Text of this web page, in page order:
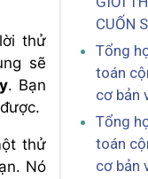
thử
sẽ
. Bạn
thử
Nó
CUỐN
Tổng
toán
cơ bản
Tổng
toán
cơ bản